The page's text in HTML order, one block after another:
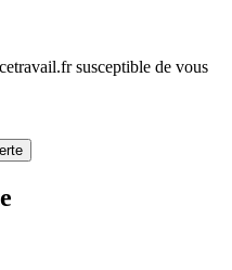
susceptible de vous